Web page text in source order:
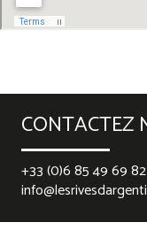
CONTACTEZ
+33 (0)6 85 49 69 82